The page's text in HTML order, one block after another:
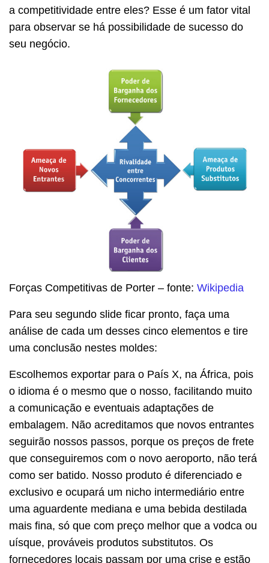
a competitividade entre eles? Esse é um fator vital
para observar se há possibilidade de sucesso do
seu negócio.
Forças Competitivas de Porter – fonte: Wikipedia
Para seu segundo slide ficar pronto, faça uma
análise de cada um desses cinco elementos e tire
uma conclusão nestes moldes:
Escolhemos exportar para o País X, na África, pois
o idioma é o mesmo que o nosso, facilitando muito
a comunicação e eventuais adaptações de
embalagem. Não acreditamos que novos entrantes
seguirão nossos passos, porque os preços de frete
que conseguiremos com o novo aeroporto, não terá
como ser batido. Nosso produto é diferenciado e
exclusivo e ocupará um nicho intermediário entre
uma aguardente mediana e uma bebida destilada
mais fina, só que com preço melhor que a vodca ou
uísque, prováveis produtos substitutos. Os
fornecedores locais passam por uma crise e estão